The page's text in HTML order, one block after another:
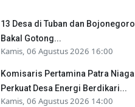
13 Desa di Tuban dan Bojonegoro
Bakal Gotong...
Kamis, 06 Agustus 2026 16:00
Komisaris Pertamina Patra Niaga
Perkuat Desa Energi Berdikari...
Kamis, 06 Agustus 2026 14:00